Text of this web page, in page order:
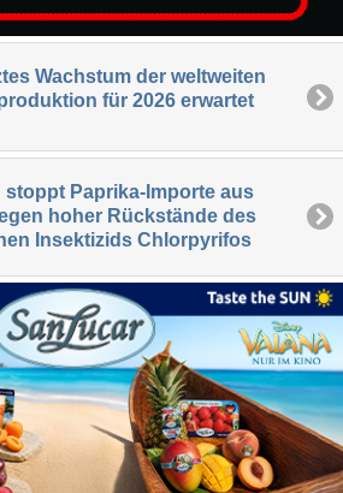
Wachstum der weltweiten
für 2026 erwartet
stoppt Paprika-Importe aus
hoher Rückstände des
Insektizids Chlorpyrifos